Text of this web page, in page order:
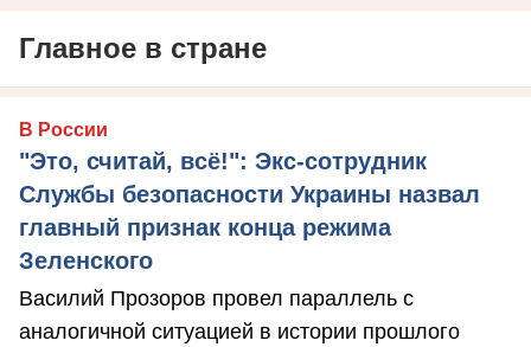
Главное в стране
В России
"Это, считай, всё!": Экс-сотрудник
Службы безопасности Украины назвал
главный признак конца режима
Зеленского
Василий Прозоров провел параллель с
аналогичной ситуацией в истории прошлого